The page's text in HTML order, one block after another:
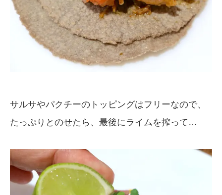
サルサやパクチーのトッピングはフリーなので、
たっぷりとのせたら、最後にライムを搾って…